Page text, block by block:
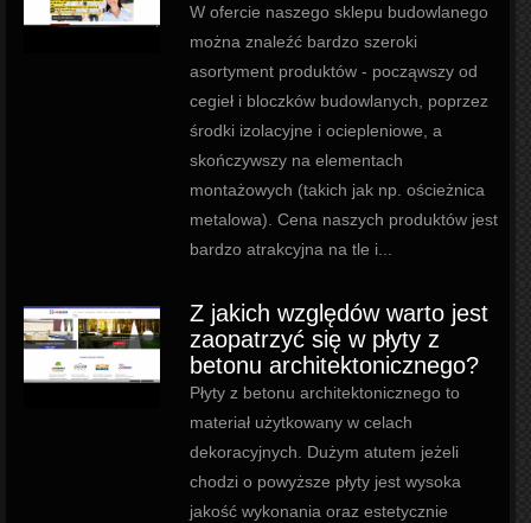
W ofercie naszego sklepu budowlanego
można znaleźć bardzo szeroki
asortyment produktów - począwszy od
cegieł i bloczków budowlanych, poprzez
środki izolacyjne i ociepleniowe, a
skończywszy na elementach
montażowych (takich jak np. ościeżnica
metalowa). Cena naszych produktów jest
bardzo atrakcyjna na tle i...
Z jakich względów warto jest
zaopatrzyć się w płyty z
betonu architektonicznego?
Płyty z betonu architektonicznego to
materiał użytkowany w celach
dekoracyjnych. Dużym atutem jeżeli
chodzi o powyższe płyty jest wysoka
jakość wykonania oraz estetycznie